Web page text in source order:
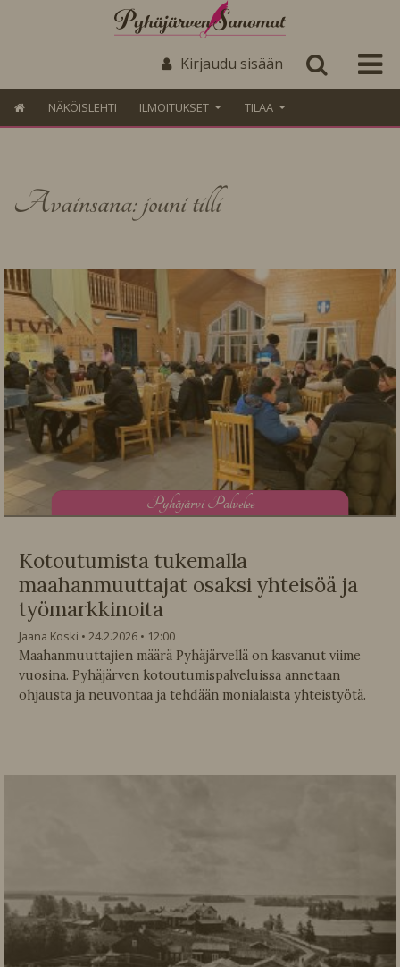
Kirjaudu sisään
NÄKÖISLEHTI ILMOITUKSET TILAA
Avainsana: jouni tilli
Pyhäjärvi Palvelee
Kotoutumista tukemalla
maahanmuuttajat osaksi yhteisöä ja
työmarkkinoita
Jaana Koski 24.2.2026
12:00
Maahanmuuttajien määrä Pyhäjärvellä on kasvanut viime
vuosina. Pyhäjärven kotoutumispalveluissa annetaan
ohjausta ja neuvontaa ja tehdään monialaista yhteistyötä.